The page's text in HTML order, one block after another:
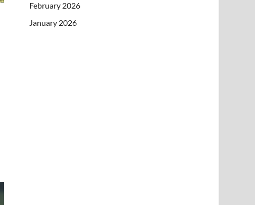
February 2026
January 2026